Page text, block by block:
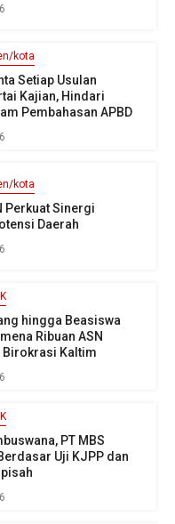
kota
Setiap Usulan
Kajian, Hindari
Pembahasan APBD
kota
Perkuat Sinergi
Daerah
hingga Beasiswa
Ribuan ASN
Birokrasi Kaltim
PT MBS
Uji KJPP dan